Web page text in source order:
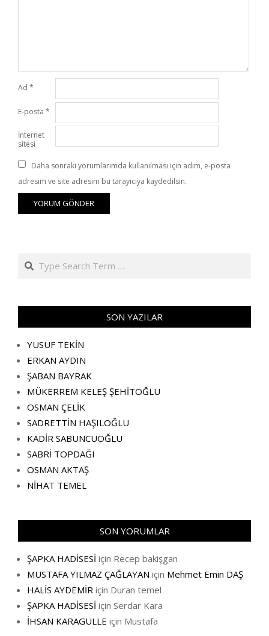
Ad *
E-posta *
İnternet
sitesi
Daha sonraki yorumlarımda kullanılması için adım, e-posta
adresim ve site adresim bu tarayıcıya kaydedilsin.
Search
SON YAZILAR
YUSUF TEKİN
ERKAN AYDIN
ŞABAN BAYRAK
MÜKERREM KELEŞ ŞEHİTOĞLU
OSMAN ÇELİK
SADRETTİN HAŞILOĞLU
KADİR SABUNCUOĞLU
SABRİ TOPDAĞI
OSMAN AKTAŞ
NİHAT TEMEL
SON YORUMLAR
ŞAPKA HADİSESİ için Recep bakişgan
MUSTAFA YILMAZ ÇAĞLAYAN için Mehmet Emin DAŞ
HALİS AYDEMİR için Duran temel
ŞAPKA HADİSESİ için Serdar Kara
İHSAN KARAGÜLLE için Mustafa